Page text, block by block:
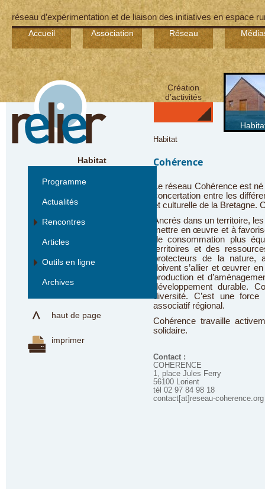
réseau d’expérimentation et de liaison des initiatives en espace
Accueil Association Réseau
Création
d’activités
Habitat
Programme
Actualités
Rencontres
Articles
Outils en ligne
Archives
haut de page
imprimer
Habitat
Cohérence
Le réseau Cohérence est
concertation entre les
et culturelle de la Bretagne.
Ancrés dans un territoire,
mettre en œuvre et à
de consommation plus
territoires et des
protecteurs de la nature,
doivent s’allier et œuvrer
production et
développement durable.
diversité. C’est une
associatif régional.
Cohérence travaille
solidaire.
Contact :
COHERENCE
1, place Jules Ferry
56100 Lorient
tél 02 97 84 98 18
contact[at]reseau-coherence.org